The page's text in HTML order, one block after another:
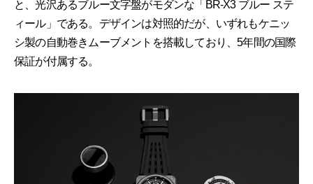
と、光沢あるブルー文字盤がモダンな「BR-X3 ブルー ステ
ィール」である。デザインは対照的だが、いずれもケニッ
シ製の自動巻きムーブメントを搭載しており、5年間の国際
保証が付属する。